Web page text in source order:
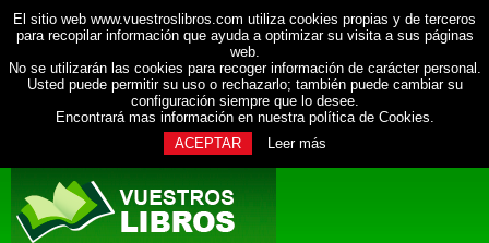
El sitio web www.vuestroslibros.com utiliza cookies propias y de terceros
para recopilar información que ayuda a optimizar su visita a sus páginas
web.
No se utilizarán las cookies para recoger información de carácter personal.
Usted puede permitir su uso o rechazarlo; también puede cambiar su
configuración siempre que lo desee.
Encontrará mas información en nuestra política de Cookies.
ACEPTAR
Leer más